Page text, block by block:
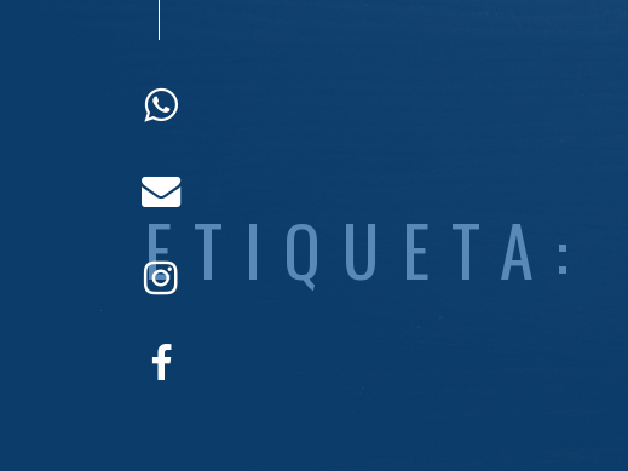
ETIQUETA: